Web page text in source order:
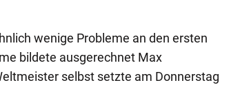
wenige Probleme an den ersten
bildete ausgerechnet Max
selbst setzte am Donnerstag